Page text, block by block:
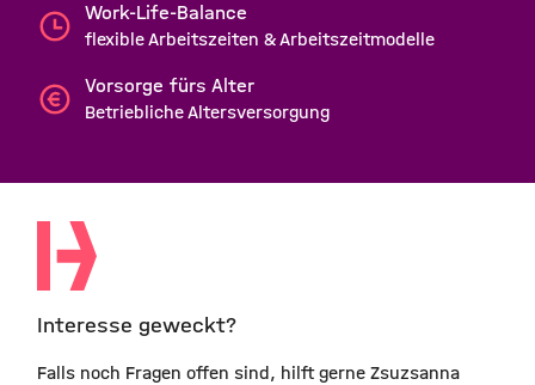
Work-Life-Balance
flexible Arbeitszeiten & Arbeitszeitmodelle
Vorsorge fürs Alter
Betriebliche Altersversorgung
Interesse geweckt?
Falls noch Fragen offen sind, hilft gerne Zsuzsanna